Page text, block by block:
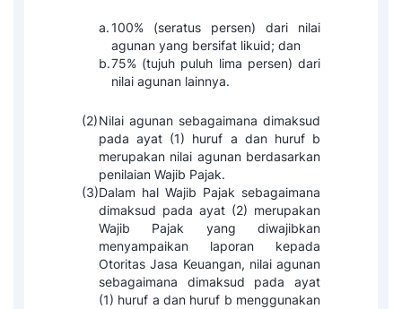
a. 100% (seratus persen) dari nilai
agunan yang bersifat likuid; dan
b.75% (tujuh puluh lima persen) dari
nilai agunan lainnya.
(2)Nilai agunan sebagaimana dimaksud
pada ayat (1) huruf a dan huruf b
merupakan nilai agunan berdasarkan
penilaian Wajib Pajak.
(3)Dalam hal Wajib Pajak sebagaimana
dimaksud pada ayat (2) merupakan
Wajib Pajak yang diwajibkan
menyampaikan laporan kepada
Otoritas Jasa Keuangan, nilai agunan
sebagaimana dimaksud pada ayat
(1) huruf a dan huruf b menggunakan